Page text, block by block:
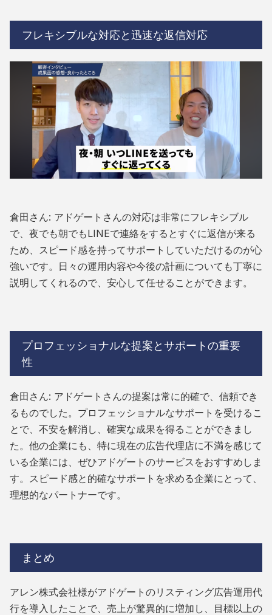
フレキシブルな対応と迅速な返信対応
倉田さん: アドゲートさんの対応は非常にフレキシブル
で、夜でも朝でもLINEで連絡をするとすぐに返信が来る
ため、スピード感を持ってサポートしていただけるのが心
強いです。日々の運用内容や今後の計画についても丁寧に
説明してくれるので、安心して任せることができます。
プロフェッショナルな提案とサポートの重要
性
倉田さん: アドゲートさんの提案は常に的確で、信頼でき
るものでした。プロフェッショナルなサポートを受けるこ
とで、不安を解消し、確実な成果を得ることができまし
た。他の企業にも、特に現在の広告代理店に不満を感じて
いる企業には、ぜひアドゲートのサービスをおすすめしま
す。スピード感と的確なサポートを求める企業にとって、
理想的なパートナーです。
まとめ
アレン株式会社様がアドゲートのリスティング広告運用代
行を導入したことで、売上が驚異的に増加し、目標以上の